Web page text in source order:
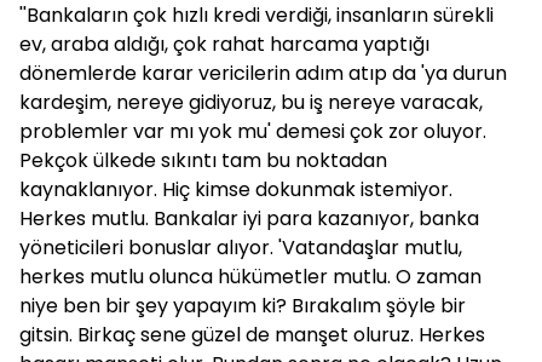
''Bankaların çok hızlı kredi verdiği, insanların sürekli
ev, araba aldığı, çok rahat harcama yaptığı
dönemlerde karar vericilerin adım atıp da 'ya durun
kardeşim, nereye gidiyoruz, bu iş nereye varacak,
problemler var mı yok mu' demesi çok zor oluyor.
Pekçok ülkede sıkıntı tam bu noktadan
kaynaklanıyor. Hiç kimse dokunmak istemiyor.
Herkes mutlu. Bankalar iyi para kazanıyor, banka
yöneticileri bonuslar alıyor. 'Vatandaşlar mutlu,
herkes mutlu olunca hükümetler mutlu. O zaman
niye ben bir şey yapayım ki? Bırakalım şöyle bir
gitsin. Birkaç sene güzel de manşet oluruz. Herkes